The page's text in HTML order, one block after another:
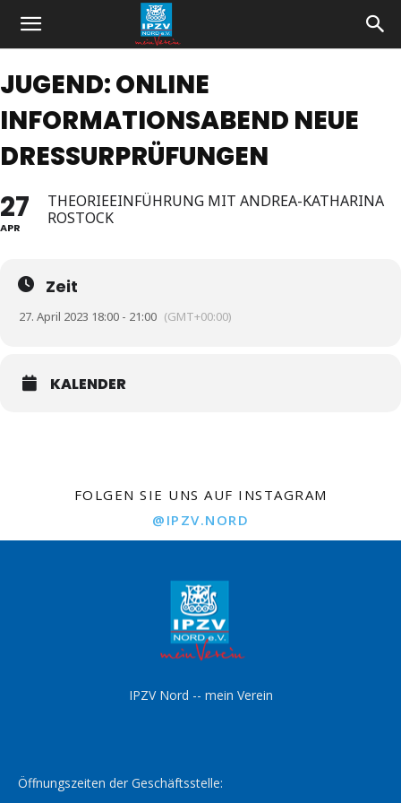
JUGEND: ONLINE
INFORMATIONSABEND NEUE
DRESSURPRÜFUNGEN
27
APR
THEORIEEINFÜHRUNG MIT ANDREA-KATHARINA
ROSTOCK
Zeit
27. April 2023 18:00 - 21:00 (GMT+00:00)
KALENDER
FOLGEN SIE UNS AUF INSTAGRAM
@IPZV.NORD
IPZV Nord -- mein Verein
Öffnungszeiten der Geschäftsstelle: